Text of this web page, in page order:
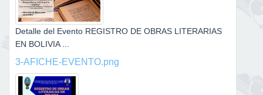
Detalle del Evento REGISTRO DE OBRAS LITERARIAS
EN BOLIVIA ...
3-AFICHE-EVENTO.png